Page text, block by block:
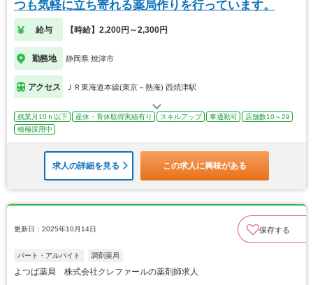
つも気軽に立ち寄れる薬局作りを行っています。
給与 【時給】2,200円～2,300円
勤務地 静岡県 焼津市
アクセス ＪＲ東海道本線(東京－熱海) 西焼津駅
残業月10ｈ以下 産休・育休取得実績有り スキルアップ 車通勤可
店舗数10～29
積極採用中
求人の詳細を見る この求人に興味がある
更新日：2025年10月14日 保存する
パート・アルバイト 調剤薬局
よつば薬局 株式会社クレファールの薬剤師求人